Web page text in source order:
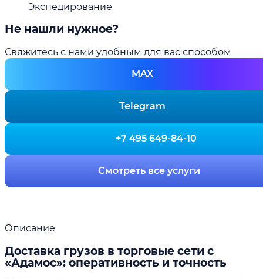
Экспедирование
Не нашли нужное?
Свяжитесь с нами удобным для вас способом
MAX
Telegram
+7 495 649-84-10
Смотреть все услуги
Описание
Доставка грузов в торговые сети с
«Адамос»: оперативность и точность